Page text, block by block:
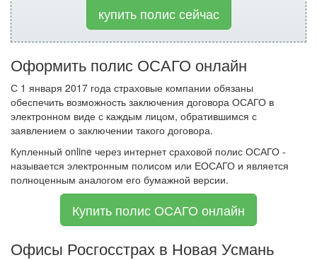
купить полис сейчас
Оформить полис ОСАГО онлайн
С 1 января 2017 года страховые компании обязаны
обеспечить возможность заключения договора ОСАГО в
электронном виде с каждым лицом, обратившимся с
заявлением о заключении такого договора.
Купленный online через интернет сраховой полис ОСАГО -
называется электронным полисом или ЕОСАГО и является
полноценным аналогом его бумажной версии.
Купить полис ОСАГО онлайн
Офисы Росгосстрах в Новая Усмань